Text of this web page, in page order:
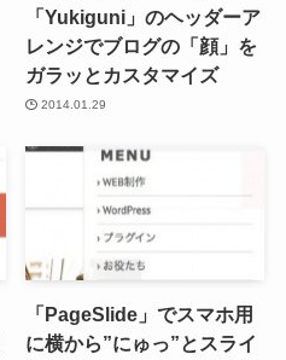
「Yukiguni」のヘッダーア
レンジでブログの「顔」を
ガラッとカスタマイズ
2014.01.29
「PageSlide」でスマホ用
に横から”にゅっ”とスライ